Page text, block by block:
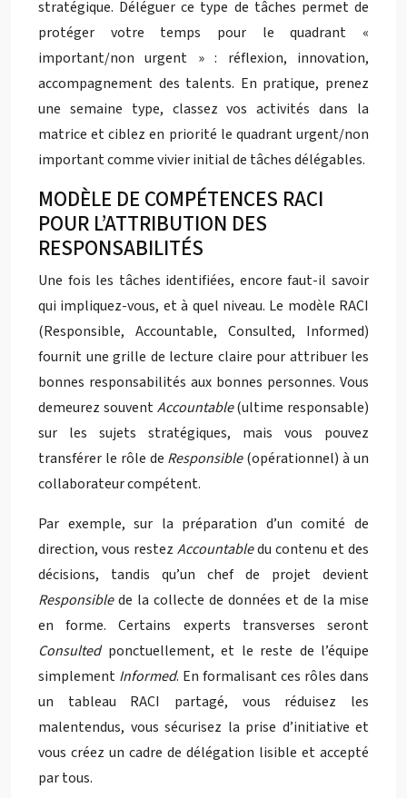
stratégique. Déléguer ce type de tâches permet de
protéger votre temps pour le quadrant «
important/non urgent » : réflexion, innovation,
accompagnement des talents. En pratique, prenez
une semaine type, classez vos activités dans la
matrice et ciblez en priorité le quadrant urgent/non
important comme vivier initial de tâches délégables.
MODÈLE DE COMPÉTENCES RACI
POUR L’ATTRIBUTION DES
RESPONSABILITÉS
Une fois les tâches identifiées, encore faut-il savoir
qui impliquez-vous, et à quel niveau. Le modèle RACI
(Responsible, Accountable, Consulted, Informed)
fournit une grille de lecture claire pour attribuer les
bonnes responsabilités aux bonnes personnes. Vous
demeurez souventAccountable(ultime responsable)
sur les sujets stratégiques, mais vous pouvez
transférer le rôle de Responsible(opérationnel) à un
collaborateur compétent.
Par exemple, sur la préparation d’un comité de
direction, vous restez Accountabledu contenu et des
décisions, tandis qu’un chef de projet devient
Responsiblede la collecte de données et de la mise
en forme. Certains experts transverses seront
Consultedponctuellement, et le reste de l’équipe
simplement Informed. En formalisant ces rôles dans
un tableau RACI partagé, vous réduisez les
malentendus, vous sécurisez la prise d’initiative et
vous créez un cadre de délégation lisible et accepté
par tous.